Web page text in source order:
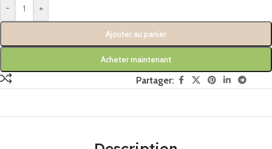
- +
Ajouter au panier
Acheter maintenant
Partager: